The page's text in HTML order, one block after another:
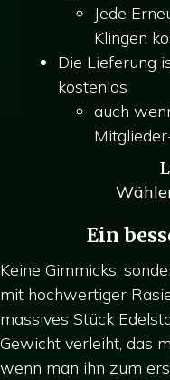
Jede
Klingen
Die Lieferung
kostenlos
auch
Ein
Keine Gimmicks,
mit hochwertiger
massives Stück
Gewicht verleiht, das
wenn man ihn zum